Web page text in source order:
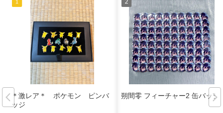
＊激レア＊ ポケモン ピンバ
ッジ
朔間零 フィーチャー2 缶バッジ